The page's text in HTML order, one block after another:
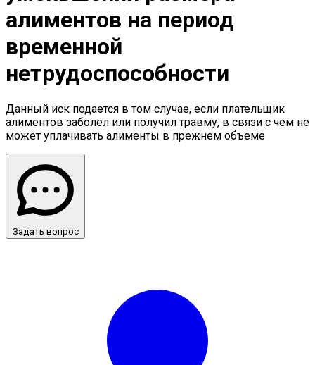
алиментов на период
временной
нетрудоспособности
Данный иск подается в том случае, если плательщик
алиментов заболел или получил травму, в связи с чем не
может уплачивать алименты в прежнем объеме
Задать вопрос